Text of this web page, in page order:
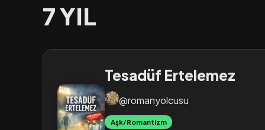
7 YIL
Tesadüf Ertelemez
@romanyolcusu
Aşk/Romantizm